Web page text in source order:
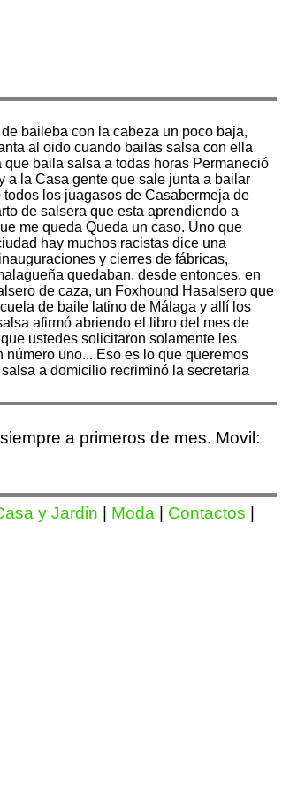
baileba con la cabeza un poco baja,
al oido cuando bailas salsa con ella
baila salsa a todas horas Permaneció
a la Casa gente que sale junta a bailar
los juagasos de Casabermeja de
de salsera que esta aprendiendo a
me queda Queda un caso. Uno que
hay muchos racistas dice una
y cierres de fábricas,
quedaban, desde entonces, en
de caza, un Foxhound Hasalsero que
de baile latino de Málaga y allí los
afirmó abriendo el libro del mes de
ustedes solicitaron solamente les
uno... Eso es lo que queremos
a domicilio recriminó la secretaria
a primeros de mes. Movil:
y Jardin Moda Contactos